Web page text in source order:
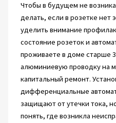
Чтобы в будущем не
делать, если в розетке нет
уделить внимание
состояние розеток и
проживаете в доме старше
алюминиевую проводку на
капитальный ремонт.
дифференциальные
защищают от утечки тока,
понять, где возникла